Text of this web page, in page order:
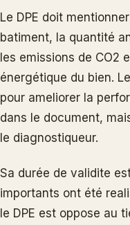
Le DPE doit
batiment, la quantité
les emissions de CO2
énergétique du bien.
pour ameliorer la
dans le document,
le diagnostiqueur.
Sa durée de validite
importants ont été
le DPE est oppose au